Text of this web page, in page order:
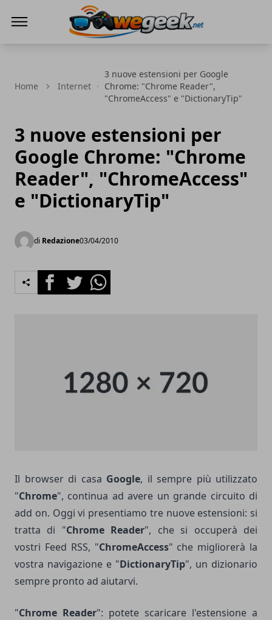
Home Internet
3 nuove estensioni per Google
Chrome: "Chrome Reader",
"ChromeAccess" e "DictionaryTip"
3 nuove estensioni per
Google Chrome: "Chrome
Reader", "ChromeAccess"
e "DictionaryTip"
di Redazione03/04/2010
FacebookTwitterWhatsapp
Il browser di casa Google, il sempre più utilizzato
"Chrome", continua ad avere un grande circuito di
add on. Oggi vi presentiamo tre nuove estensioni: si
tratta di "Chrome Reader", che si occuperà dei
vostri Feed RSS, "ChromeAccess" che migliorerà la
vostra navigazione e "DictionaryTip", un dizionario
sempre pronto ad aiutarvi.
"Chrome Reader": potete scaricare l'estensione a